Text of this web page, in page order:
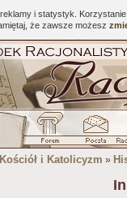
i statystyk.
że zawsze możesz
Kościół i Katolicyzm »